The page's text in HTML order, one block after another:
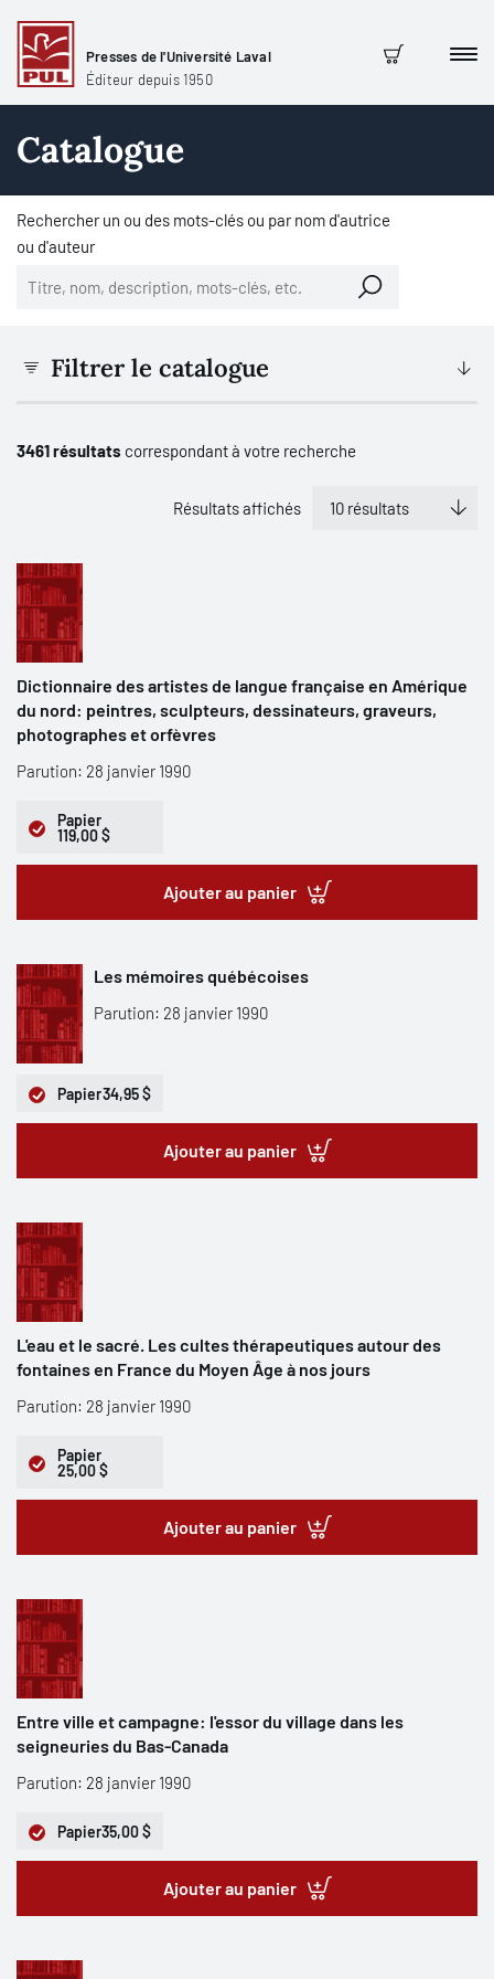
Presses de l'Université Laval
Éditeur depuis 1950
Panier
Catalogue
Rechercher un ou des mots-clés ou par nom d'autrice
ou d'auteur
Filtrer le catalogue
3461 résultats correspondant à votre recherche
Résultats affichés
Dictionnaire des artistes de langue française en Amérique
du nord: peintres, sculpteurs, dessinateurs, graveurs,
photographes et orfèvres
Parution: 28 janvier 1990
Papier
119,00 $
Ajouter au panier
Les mémoires québécoises
Parution: 28 janvier 1990
Papier34,95 $
Ajouter au panier
L'eau et le sacré. Les cultes thérapeutiques autour des
fontaines en France du Moyen Âge à nos jours
Parution: 28 janvier 1990
Papier
25,00 $
Ajouter au panier
Entre ville et campagne: l'essor du village dans les
seigneuries du Bas-Canada
Parution: 28 janvier 1990
Papier35,00 $
Ajouter au panier